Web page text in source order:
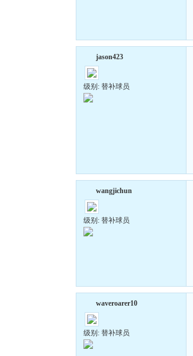
jason423
级别: 替补球员
wangjichun
级别: 替补球员
waveroarer10
级别: 替补球员